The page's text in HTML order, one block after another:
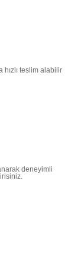
teslim alabilir
deneyimli